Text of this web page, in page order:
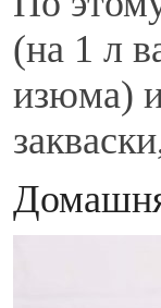
(на 1 л
изюма)